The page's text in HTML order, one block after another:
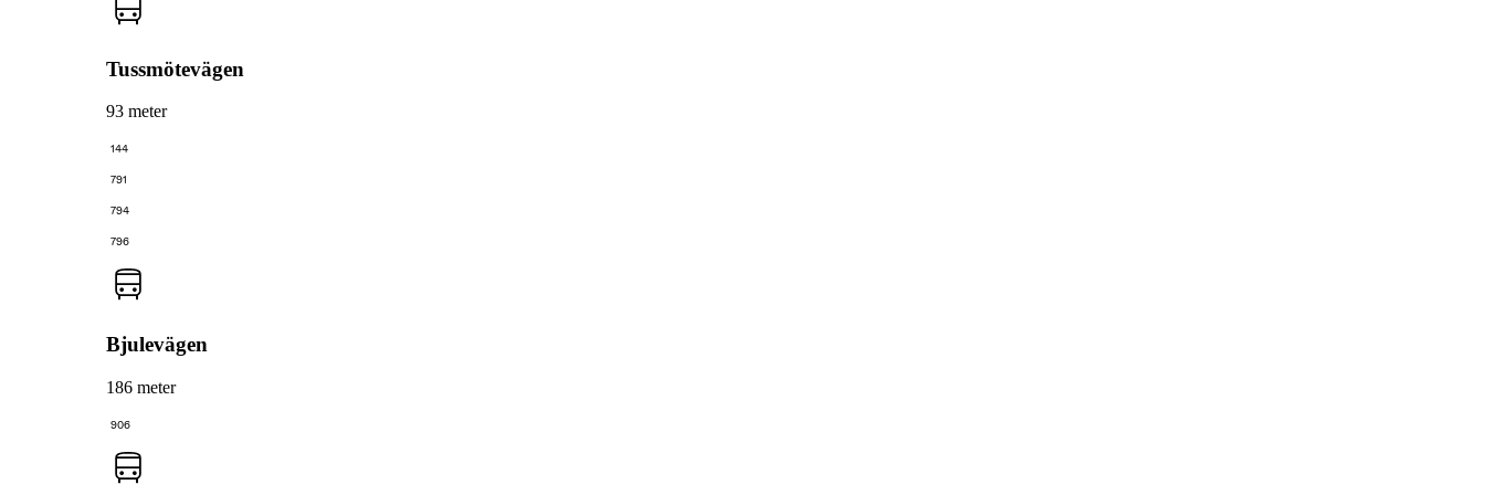
Tussmötevägen
93 meter
144
791
794
796
Bjulevägen
186 meter
906